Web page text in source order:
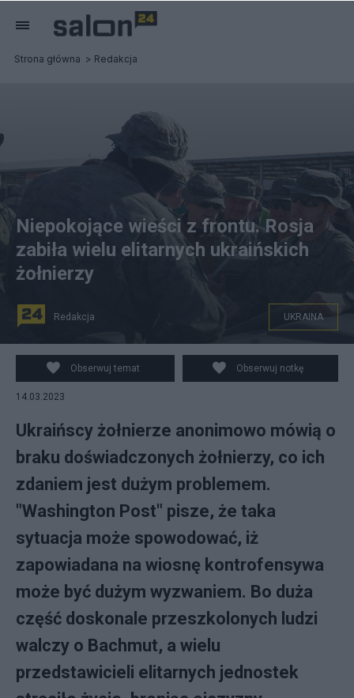
Strona główna Redakcja
Ukraińscy żołnierze na szkoleniu w Hiszpanii. Źródło:
EPA/Javier Cebollada
Niepokojące wieści z frontu. Rosja
zabiła wielu elitarnych ukraińskich
żołnierzy
Redakcja UKRAINA
Obserwuj temat Obserwuj notkę
14.03.2023
Ukraińscy żołnierze anonimowo mówią o
braku doświadczonych żołnierzy, co ich
zdaniem jest dużym problemem.
"Washington Post" pisze, że taka
sytuacja może spowodować, iż
zapowiadana na wiosnę kontrofensywa
może być dużym wyzwaniem. Bo duża
część doskonale przeszkolonych ludzi
walczy o Bachmut, a wielu
przedstawicieli elitarnych jednostek